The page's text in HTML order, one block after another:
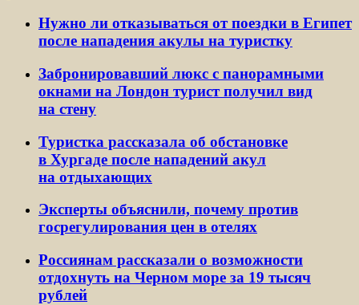
Нужно ли отказываться от поездки в Египет
после нападения акулы на туристку
Забронировавший люкс с панорамными
окнами на Лондон турист получил вид
на стену
Туристка рассказала об обстановке
в Хургаде после нападений акул
на отдыхающих
Эксперты объяснили, почему против
госрегулирования цен в отелях
Россиянам рассказали о возможности
отдохнуть на Черном море за 19 тысяч
рублей